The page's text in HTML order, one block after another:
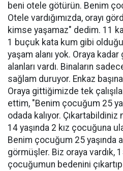
beni otele götürün. Benim
Otele vardığımızda, orayı
kimse yaşamaz" dedim. 11
1 buçuk kata kum gibi
yaşam alanı yok. Oraya
alanları vardı. Binaların
sağlam duruyor. Enkaz
Oraya gittiğimizde tek
ettim, "Benim çocuğum 25
odada kalıyor.
14 yaşında 2 kız çocuğuna
Benim çocuğum 25 yaşında
görmüşler. Biz oraya vardık,
çocuğumun bedenini